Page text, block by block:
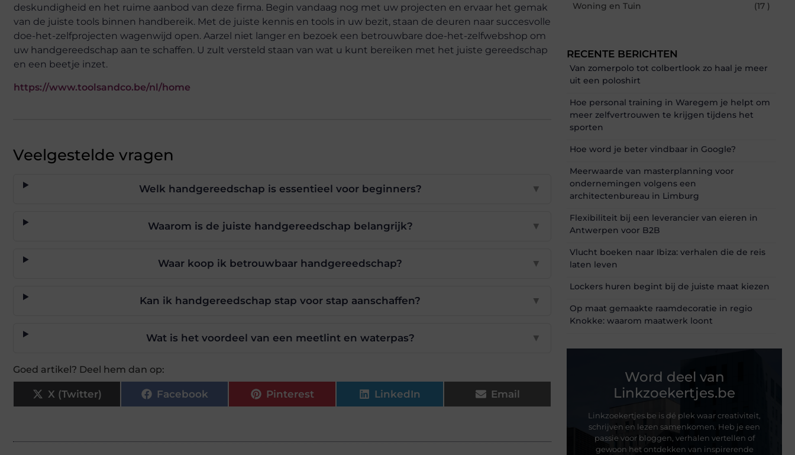
deskundigheid en het ruime aanbod van deze firma. Begin vandaag nog met uw projecten en ervaar het gemak
van de juiste tools binnen handbereik. Met de juiste kennis en tools in uw bezit, staan de deuren naar succesvolle
doe-het-zelfprojecten wagenwijd open. Aarzel niet langer en bezoek een betrouwbare doe-het-zelfwebshop om
uw handgereedschap aan te schaffen. U zult versteld staan van wat u kunt bereiken met het juiste gereedschap
en een beetje inzet.
https://www.toolsandco.be/nl/home
Veelgestelde vragen
Welk handgereedschap is essentieel voor beginners? ▼
Waarom is de juiste handgereedschap belangrijk? ▼
Waar koop ik betrouwbaar handgereedschap? ▼
Kan ik handgereedschap stap voor stap aanschaffen? ▼
Wat is het voordeel van een meetlint en waterpas? ▼
Goed artikel? Deel hem dan op:
X (Twitter) Facebook Pinterest LinkedIn Email
Woning en Tuin
(17 )
RECENTE BERICHTEN
Van zomerpolo tot colbertlook zo haal je meer
uit een poloshirt
Hoe personal training in Waregem je helpt om
meer zelfvertrouwen te krijgen tijdens het
sporten
Hoe word je beter vindbaar in Google?
Meerwaarde van masterplanning voor
ondernemingen volgens een
architectenbureau in Limburg
Flexibiliteit bij een leverancier van eieren in
Antwerpen voor B2B
Vlucht boeken naar Ibiza: verhalen die de reis
laten leven
Lockers huren begint bij de juiste maat kiezen
Op maat gemaakte raamdecoratie in regio
Knokke: waarom maatwerk loont
Word deel van
Linkzoekertjes.be
Linkzoekertjes.be is dé plek waar creativiteit,
schrijven en lezen samenkomen. Heb je een
passie voor bloggen, verhalen vertellen of
gewoon het ontdekken van inspirerende